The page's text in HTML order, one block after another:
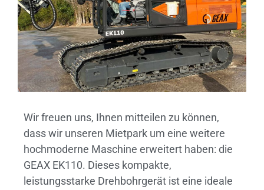
Wir freuen uns, Ihnen mitteilen zu können,
dass wir unseren Mietpark um eine weitere
hochmoderne Maschine erweitert haben: die
GEAX EK110. Dieses kompakte,
leistungsstarke Drehbohrgerät ist eine ideale